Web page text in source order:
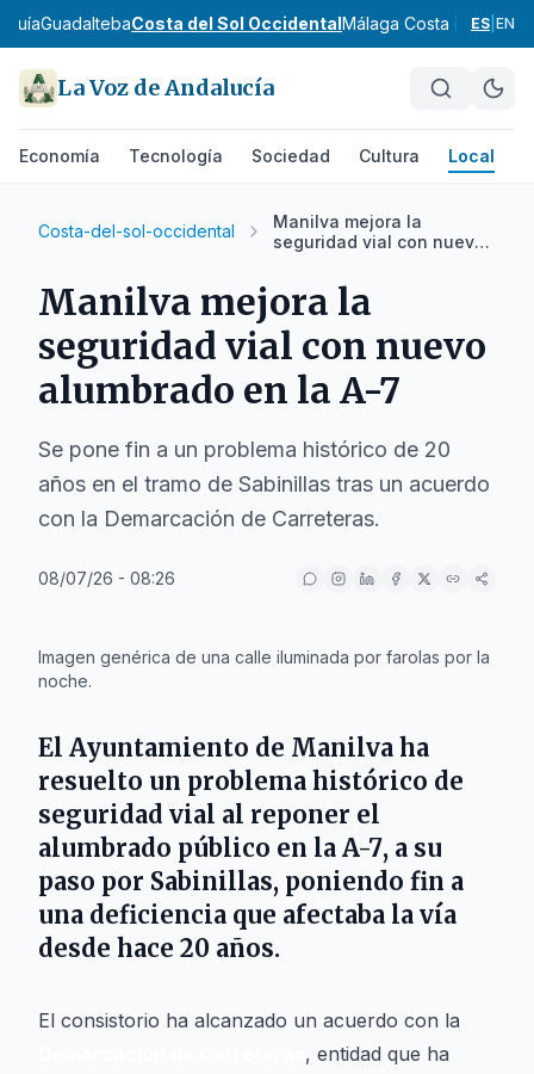
GuadaltebaCosta del Sol OccidentalMálaga Costa del Sol
ES EN
La Voz de Andalucía
Economía Tecnología Sociedad Cultura Local
Costa-del-sol-occidental
Manilva mejora la
seguridad vial con nuevo
Manilva mejora la
seguridad vial con nuevo
alumbrado en la A-7
Se pone fin a un problema histórico de 20
años en el tramo de Sabinillas tras un acuerdo
con la Demarcación de Carreteras.
08/07/26 - 08:26
Imagen genérica de una calle iluminada por farolas por la
noche.
El Ayuntamiento de Manilva ha
resuelto un problema histórico de
seguridad vial al reponer el
alumbrado público en la A-7, a su
paso por Sabinillas, poniendo fin a
una deficiencia que afectaba la vía
desde hace 20 años.
El consistorio ha alcanzado un acuerdo con la
, entidad que ha